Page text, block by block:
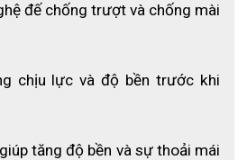
đế chống trượt và chống mài
chịu lực và độ bền trước khi
tăng độ bền và sự thoải mái